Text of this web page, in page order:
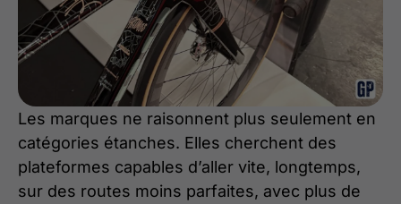
Les marques ne raisonnent plus seulement en
catégories étanches. Elles cherchent des
plateformes capables d’aller vite, longtemps,
sur des routes moins parfaites, avec plus de